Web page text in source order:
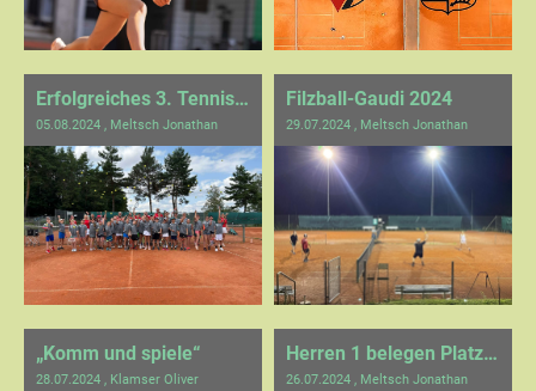
Erfolgreiches 3. Tennis TCD Kids Camp bei traumhaftem und perfektem Sommerwetter!
05.08.2024 , Meltsch Jonathan
Filzball-Gaudi 2024
29.07.2024 , Meltsch Jonathan
„Komm und spiele“
28.07.2024 , Klamser Oliver
Herren 1 belegen Platz 2 in der Tabelle
26.07.2024 , Meltsch Jonathan